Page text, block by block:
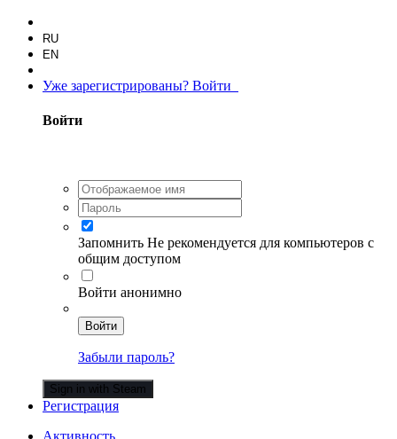
RU
EN
Уже зарегистрированы? Войти
Войти
Запомнить Не рекомендуется для компьютеров с
общим доступом
Войти анонимно
Войти
Забыли пароль?
Sign in with Steam
Регистрация
Активность